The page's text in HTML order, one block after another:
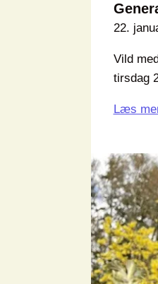
22.
Vild
tirsdag
Læs